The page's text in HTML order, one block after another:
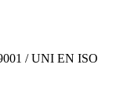
/ UNI EN ISO